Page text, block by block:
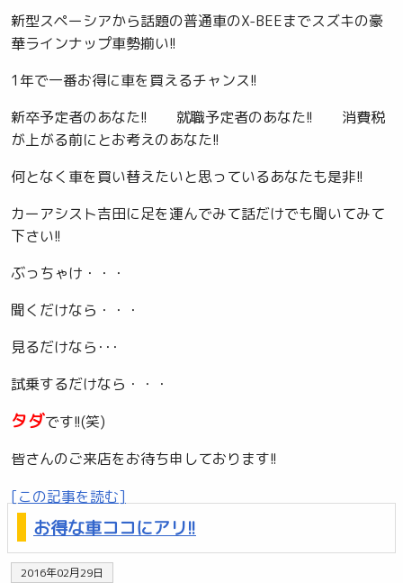
新型スペーシアから話題の普通車のX-BEEまでスズキの豪
華ラインナップ車勢揃い!!
1年で一番お得に車を買えるチャンス!!
新卒予定者のあなた!! 就職予定者のあなた!! 消費税
が上がる前にとお考えのあなた!!
何となく車を買い替えたいと思っているあなたも是非!!
カーアシスト吉田に足を運んでみて話だけでも聞いてみて
下さい!!
ぶっちゃけ・・・
聞くだけなら・・・
見るだけなら･･･
試乗するだけなら・・・
タダです!!(笑)
皆さんのご来店をお待ち申しております!!
[この記事を読む]
お得な車ココにアリ!!
2016年02月29日